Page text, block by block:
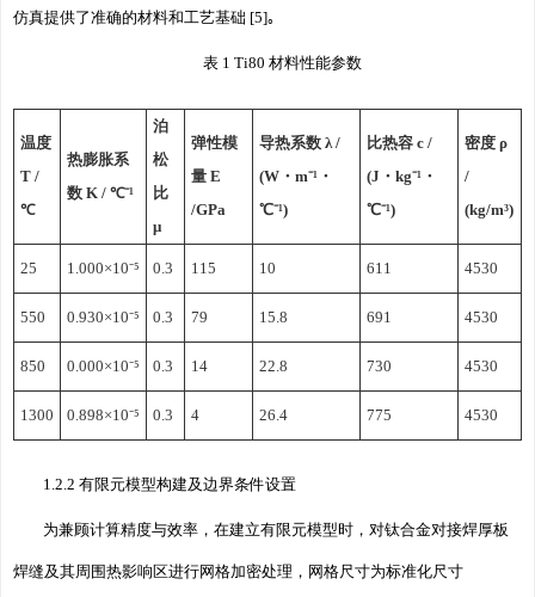
仿真提供了准确的材料和工艺基础 [5]｡
表 1 Ti80 材料性能参数
温度
T /
℃
热膨胀系
数 K / ℃⁻¹
泊
松
比
μ
弹性模
量 E
/GPa
导热系数 λ /
(W・m⁻¹・
℃⁻¹)
比热容 c /
(J・kg⁻¹・
℃⁻¹)
密度 ρ
/
(kg/m³)
25 1.000×10⁻⁵ 0.3 115 10 611 4530
550 0.930×10⁻⁵ 0.3 79 15.8 691 4530
850 0.000×10⁻⁵ 0.3 14 22.8 730 4530
1300 0.898×10⁻⁵ 0.3 4 26.4 775 4530
1.2.2 有限元模型构建及边界条件设置
为兼顾计算精度与效率，在建立有限元模型时，对钛合金对接焊厚板
焊缝及其周围热影响区进行网格加密处理，网格尺寸为标准化尺寸